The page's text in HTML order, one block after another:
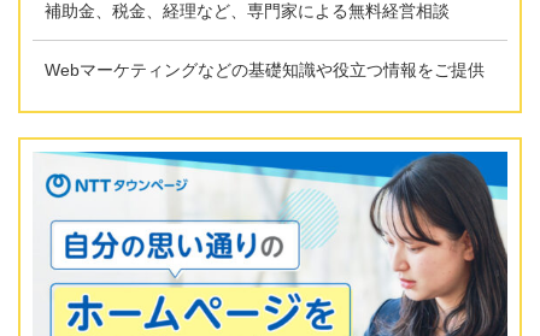
補助金、税金、経理など、専門家による無料経営相談
Webマーケティングなどの基礎知識や役立つ情報をご提供